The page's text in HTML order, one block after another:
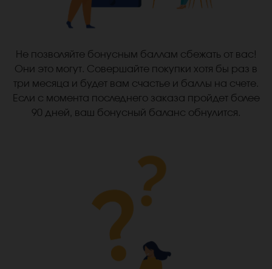
Не позволяйте бонусным баллам сбежать от вас!
Они это могут. Совершайте покупки хотя бы раз в
три месяца и будет вам счастье и баллы на счете.
Если с момента последнего заказа пройдет более
90 дней, ваш бонусный баланс обнулится.